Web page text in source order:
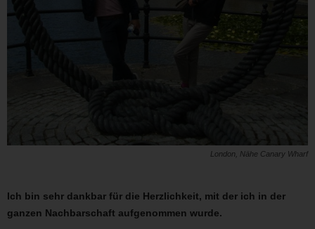
London, Nähe Canary Wharf
Ich bin sehr dankbar für die Herzlichkeit, mit der ich in der
ganzen Nachbarschaft aufgenommen wurde.